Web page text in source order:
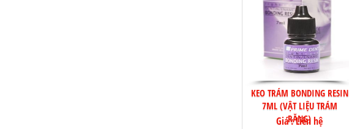
KEO TRÁM BONDING RESIN
7ML (VẬT LIỆU TRÁM
RĂNG)
Giá : Liên hệ